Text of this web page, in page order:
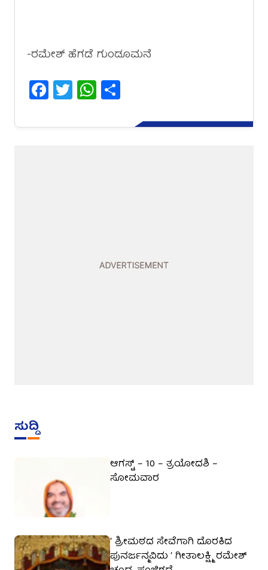
-ರಮೇಶ್ ಹೆಗಡೆ ಗುಂಡೂಮನೆ
Facebook
TwitterWhatsApp
ಸುದ್ದಿ
ಆಗಸ್ಟ್ – 10 – ತ್ರಯೋದಶಿ –
ಸೋಮವಾರ
‘ ಶ್ರೀಮಠದ ಸೇವೆಗಾಗಿ ದೊರಕಿದ
ಪುನರ್ಜನ್ಮವಿದು ‘ ಗೀತಾಲಕ್ಷ್ಮಿ ರಮೇಶ್